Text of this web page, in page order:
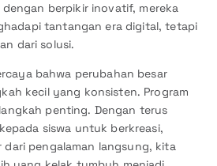
dengan berpikir inovatif, mereka
tantangan era digital, tetapi
dari solusi.
bahwa perubahan besar
kecil yang konsisten. Program
penting. Dengan terus
siswa untuk berkreasi,
dari pengalaman langsung, kita